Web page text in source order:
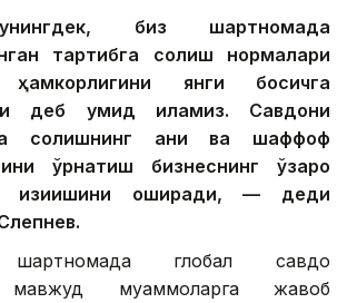
биз шартномада
тартибга солиш нормалари
ҳамкорлигини янги босқичга
деб умид қиламиз. Савдони
солишнинг аниқ ва шаффоф
ўрнатиш бизнеснинг ўзаро
қизиқишини оширади, — деди
шартномада глобал савдо
мавжуд муаммоларга жавоб